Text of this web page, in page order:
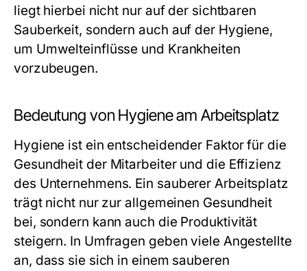
liegt hierbei nicht nur auf der sichtbaren
Sauberkeit, sondern auch auf der Hygiene,
um Umwelteinflüsse und Krankheiten
vorzubeugen.
Bedeutung von Hygiene am Arbeitsplatz
Hygiene ist ein entscheidender Faktor für die
Gesundheit der Mitarbeiter und die Effizienz
des Unternehmens. Ein sauberer Arbeitsplatz
trägt nicht nur zur allgemeinen Gesundheit
bei, sondern kann auch die Produktivität
steigern. In Umfragen geben viele Angestellte
an, dass sie sich in einem sauberen